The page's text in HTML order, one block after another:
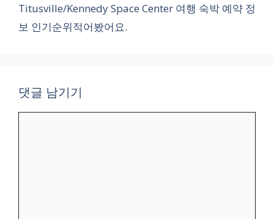
Titusville/Kennedy Space Center 여행 숙박 예약 정
보 인기순위적어봤어요.
댓글 남기기